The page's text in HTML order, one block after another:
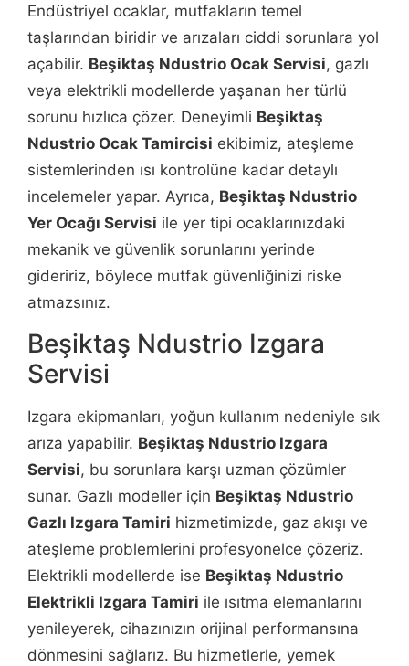
Endüstriyel ocaklar, mutfakların temel
taşlarından biridir ve arızaları ciddi sorunlara yol
açabilir. Beşiktaş Ndustrio Ocak Servisi, gazlı
veya elektrikli modellerde yaşanan her türlü
sorunu hızlıca çözer. Deneyimli Beşiktaş
Ndustrio Ocak Tamircisi ekibimiz, ateşleme
sistemlerinden ısı kontrolüne kadar detaylı
incelemeler yapar. Ayrıca, Beşiktaş Ndustrio
Yer Ocağı Servisi ile yer tipi ocaklarınızdaki
mekanik ve güvenlik sorunlarını yerinde
gideririz, böylece mutfak güvenliğinizi riske
atmazsınız.
Beşiktaş Ndustrio Izgara
Servisi
Izgara ekipmanları, yoğun kullanım nedeniyle sık
arıza yapabilir. Beşiktaş Ndustrio Izgara
Servisi, bu sorunlara karşı uzman çözümler
sunar. Gazlı modeller için Beşiktaş Ndustrio
Gazlı Izgara Tamiri hizmetimizde, gaz akışı ve
ateşleme problemlerini profesyonelce çözeriz.
Elektrikli modellerde ise Beşiktaş Ndustrio
Elektrikli Izgara Tamiri ile ısıtma elemanlarını
yenileyerek, cihazınızın orijinal performansına
dönmesini sağlarız. Bu hizmetlerle, yemek